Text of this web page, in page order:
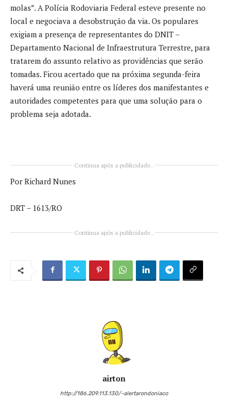
molas”. A Polícia Rodoviaria Federal esteve presente no
local e negociava a desobstrução da via. Os populares
exigiam a presença de representantes do DNIT –
Departamento Nacional de Infraestrutura Terrestre, para
tratarem do assunto relativo as providências que serão
tomadas. Ficou acertado que na próxima segunda-feira
haverá uma reunião entre os líderes dos manifestantes e
autoridades competentes para que uma solução para o
problema seja adotada.
Continua após a publicidade..
Por Richard Nunes
DRT – 1613/RO
Continua após a publicidade..
airton
http://186.209.113.130/~alertarondoniaco